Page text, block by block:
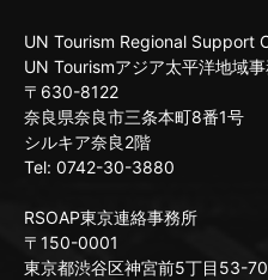
UN Tourism Regional Support
UN Tourismアジア太平洋地域
〒630-8122
奈良県奈良市三条本町8番1号
シルキア奈良2階
Tel: 0742-30-3880
RSOAP東京連絡事務所
〒150-0001
東京都渋谷区神宮前5丁目53-70